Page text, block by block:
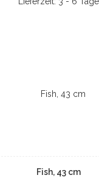
Fish, 43 cm